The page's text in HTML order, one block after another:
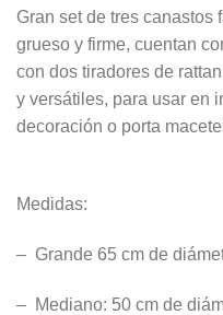
Gran set de tres canastos
grueso y firme, cuentan
con dos tiradores de
y versátiles, para usar en
decoración o porta
Medidas:
– Grande 65 cm de
– Mediano: 50 cm de